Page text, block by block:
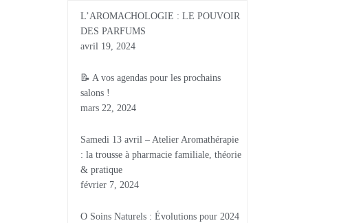
L’AROMACHOLOGIE : LE POUVOIR
DES PARFUMS
avril 19, 2024
📝 A vos agendas pour les prochains
salons !
mars 22, 2024
Samedi 13 avril – Atelier Aromathérapie
: la trousse à pharmacie familiale, théorie
& pratique
février 7, 2024
O Soins Naturels : Évolutions pour 2024